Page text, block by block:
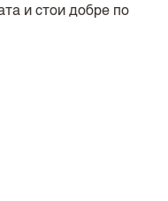
и стои добре по